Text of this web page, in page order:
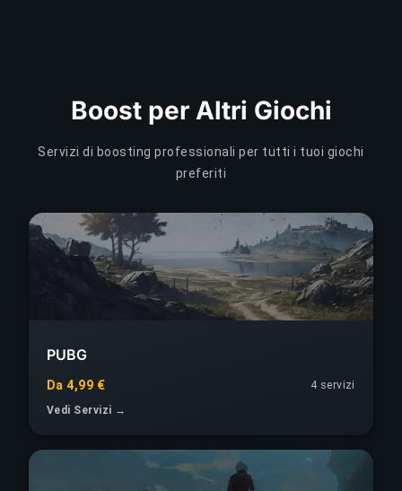
Boost per Altri Giochi
Servizi di boosting professionali per tutti i tuoi giochi
preferiti
PUBG
Da 4,99 €
4 servizi
Vedi Servizi →